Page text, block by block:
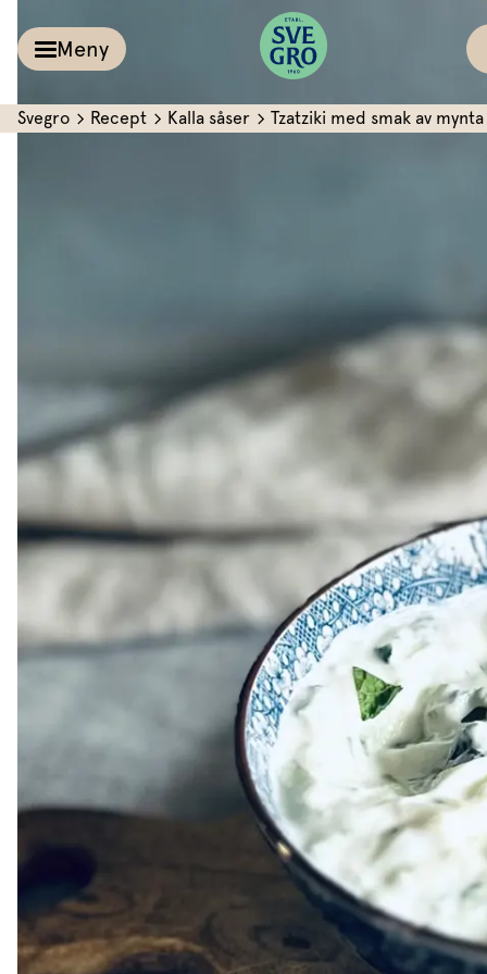
Meny
Växthus
Vårt ansvar
Om oss
Aioli
Dipp
Dressing
Vinägrett
Örtolja
Svegro Recept Kalla såser Tzatziki med smak av mynta